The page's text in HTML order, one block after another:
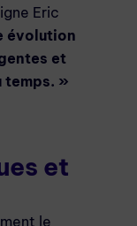
Eric
évolution
et
temps. »
et
le